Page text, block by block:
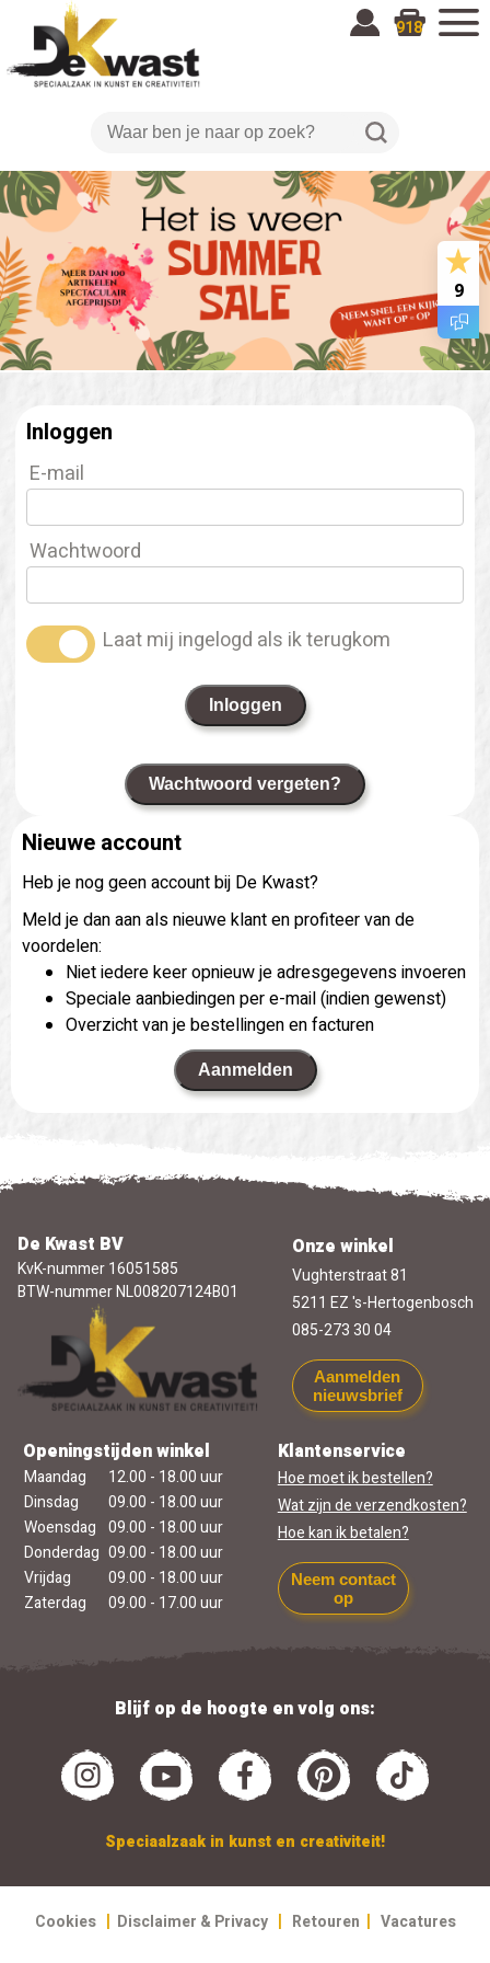
918
9
Inloggen
E-mail
Wachtwoord
Laat mij ingelogd als ik terugkom
Inloggen
Wachtwoord vergeten?
Nieuwe account
Heb je nog geen account bij De Kwast?
Meld je dan aan als nieuwe klant en profiteer van de
voordelen:
Niet iedere keer opnieuw je adresgegevens invoeren
Speciale aanbiedingen per e-mail (indien gewenst)
Overzicht van je bestellingen en facturen
Aanmelden
De Kwast BV
KvK-nummer 16051585
BTW-nummer NL008207124B01
Onze winkel
Vughterstraat 81
5211 EZ 's-Hertogenbosch
085-273 30 04
Aanmelden
nieuwsbrief
Openingstijden winkel
Maandag
12.00 - 18.00 uur
Dinsdag
09.00 - 18.00 uur
Woensdag 09.00 - 18.00 uur
Donderdag 09.00 - 18.00 uur
Vrijdag
09.00 - 18.00 uur
Zaterdag
09.00 - 17.00 uur
Klantenservice
Hoe moet ik bestellen?
Wat zijn de verzendkosten?
Hoe kan ik betalen?
Neem contact
op
Blijf op de hoogte en volg ons:
Speciaalzaak in kunst en creativiteit!
Cookies | Disclaimer & Privacy | Retouren | Vacatures